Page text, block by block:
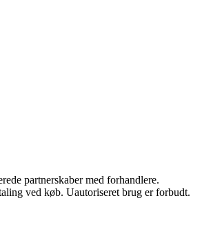
partnerskaber med forhandlere.
ved køb. Uautoriseret brug er forbudt.